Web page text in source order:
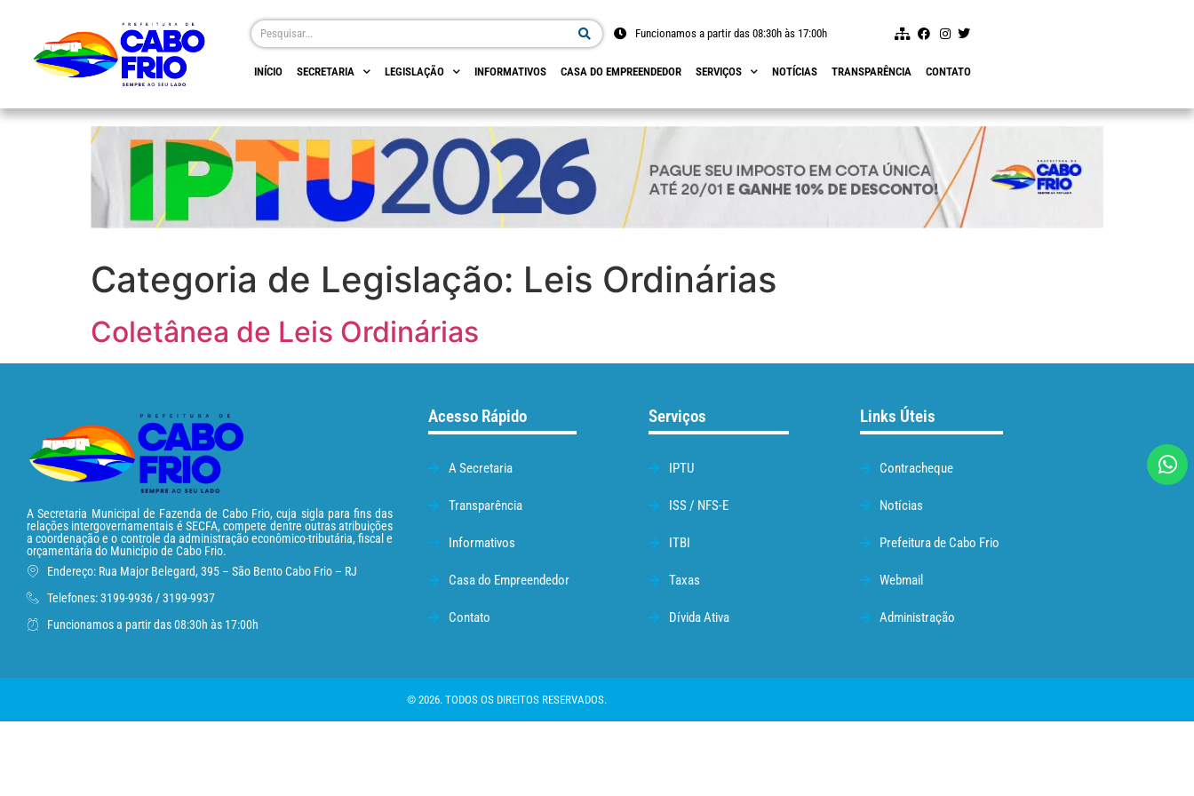
Funcionamos a partir das 08:30h às 17:00h
INÍCIO SECRETARIA LEGISLAÇÃO INFORMATIVOS CASA DO EMPREENDEDOR SERVIÇOS NOTÍCIAS TRANSPARÊNCIA CONTATO
Categoria de Legislação: Leis Ordinárias
Coletânea de Leis Ordinárias
A Secretaria Municipal de Fazenda de Cabo Frio, cuja sigla para fins das
relações intergovernamentais é SECFA, compete dentre outras atribuições
a coordenação e o controle da administração econômico-tributária, fiscal e
orçamentária do Município de Cabo Frio.
Endereço: Rua Major Belegard, 395 – São Bento Cabo Frio – RJ
Telefones: 3199-9936 / 3199-9937
Funcionamos a partir das 08:30h às 17:00h
Acesso Rápido
A Secretaria
Transparência
Informativos
Casa do Empreendedor
Contato
Serviços
IPTU
ISS / NFS-E
ITBI
Taxas
Dívida Ativa
Links Úteis
Contracheque
Notícias
Prefeitura de Cabo Frio
Webmail
Administração
© 2026. TODOS OS DIREITOS RESERVADOS.